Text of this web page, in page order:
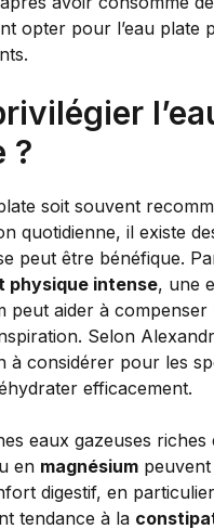
opter pour l’eau plate
?
soit souvent
quotidienne, il existe
peut être bénéfique.
physique intense, une
peut aider à compenser
Selon
à considérer pour les
efficacement.
eaux gazeuses riches
en magnésium
digestif, en
tendance à la